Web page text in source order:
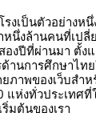
งเป็นตัวอย่างห
หนึ่งล้านคนที่เปลี่
องปีที่ผ่านมา ตั้ง
านการศึกษาไท
ภาพของเว็บสำ
แห่งทั่วประเทศ
มต้นของเรา